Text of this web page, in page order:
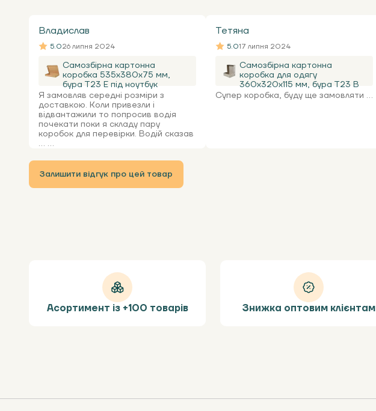
Владислав
5.026 липня 2024
Самозбірна картонна
коробка 535x380x75 мм,
бура Т23 Е під ноутбук
Я замовляв середні розміри з
доставкою. Коли привезли і
відвантажили то попросив водія
почекати поки я складу пару
коробок для перевірки. Водій сказав
... ...
Тетяна
5.017 липня 2024
Самозбірна картонна
коробка для одягу
360х320х115 мм, бура Т23 В
Супер коробка, буду ще замовляти ...
Залишити відгук про цей товар
Асортимент із +100 товарів Знижка оптовим клієнтам